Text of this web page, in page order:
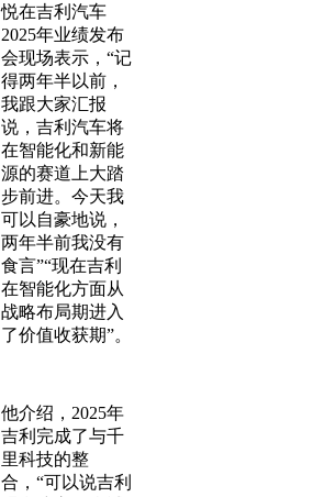
悦在吉利汽车
2025年业绩发布
会现场表示，“记
得两年半以前，
我跟大家汇报
说，吉利汽车将
在智能化和新能
源的赛道上大踏
步前进。今天我
可以自豪地说，
两年半前我没有
食言”“现在吉利
在智能化方面从
战略布局期进入
了价值收获期”。
他介绍，2025年
吉利完成了与千
里科技的整
合，“可以说吉利